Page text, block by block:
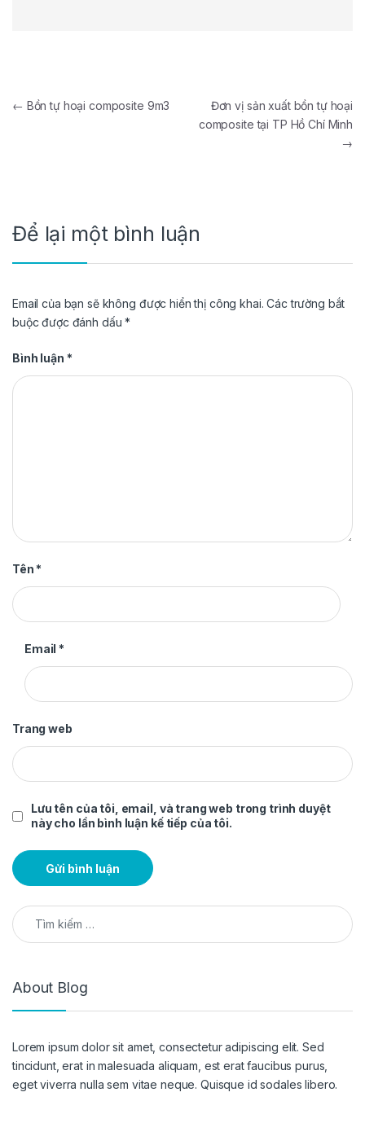
Điều hướng bài viết
← Bồn tự hoại composite 9m3
Đơn vị sản xuất bồn tự hoại
composite tại TP Hồ Chí Minh
→
Để lại một bình luận
Email của bạn sẽ không được hiển thị công khai. Các trường bắt
buộc được đánh dấu*
Bình luận *
Tên *
Email *
Trang web
Lưu tên của tôi, email, và trang web trong trình duyệt
này cho lần bình luận kế tiếp của tôi.
Tìm kiếm cho:
About Blog
Lorem ipsum dolor sit amet, consectetur adipiscing elit. Sed
tincidunt, erat in malesuada aliquam, est erat faucibus purus,
eget viverra nulla sem vitae neque. Quisque id sodales libero.